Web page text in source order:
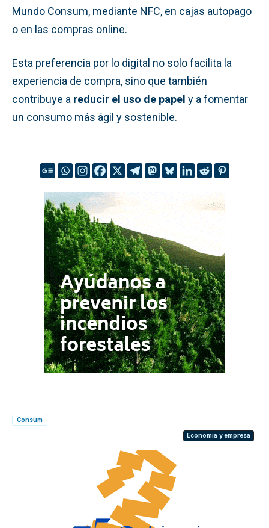
Mundo Consum, mediante NFC, en cajas autopago
o en las compras online.
Esta preferencia por lo digital no solo facilita la
experiencia de compra, sino que también
contribuye a reducir el uso de papel y a fomentar
un consumo más ágil y sostenible.
Consum
Economía y empresa